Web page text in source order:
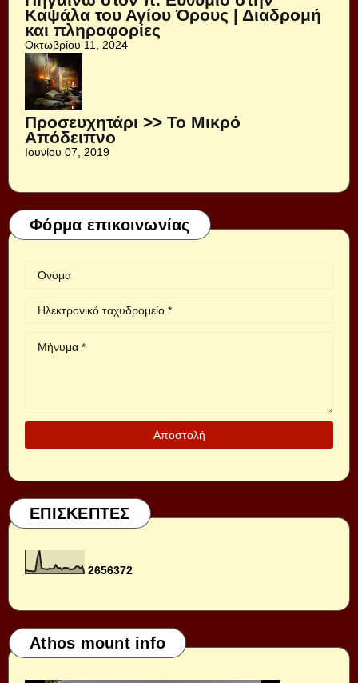
Καψάλα του Αγίου Όρους | Διαδρομή
και πληροφορίες
Οκτωβρίου 11, 2024
Προσευχητάρι >> Το Μικρό
Απόδειπνο
Ιουνίου 07, 2019
Φόρμα επικοινωνίας
ΕΠΙΣΚΕΠΤΕΣ
2656372
Athos mount info